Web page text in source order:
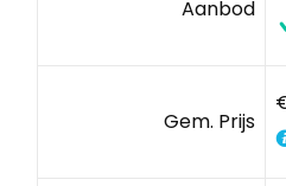
Aanbod
Gem. Prijs